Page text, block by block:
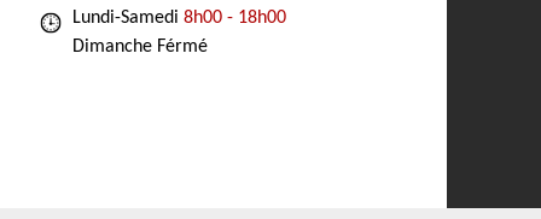
Lundi-Samedi 8h00 - 18h00
Dimanche Férmé